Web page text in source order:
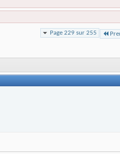
Page 229 sur 255